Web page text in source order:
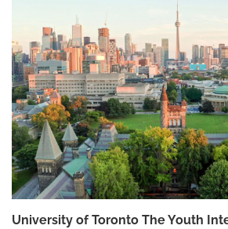
University of Toronto The Youth